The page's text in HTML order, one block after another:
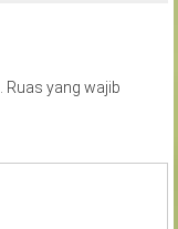
Ruas yang wajib